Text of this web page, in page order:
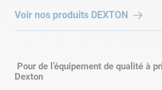
Voir nos produits DEXTON
Pour de l’équipement de qualité à
Dexton